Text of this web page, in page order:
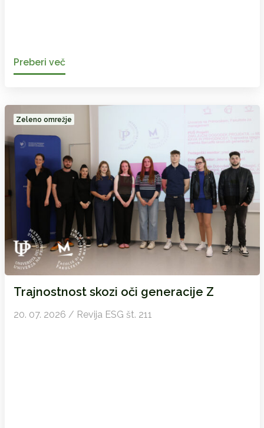
Preberi več
Zeleno omrežje
Trajnostnost skozi oči generacije Z
20. 07. 2026 / Revija ESG št. 211